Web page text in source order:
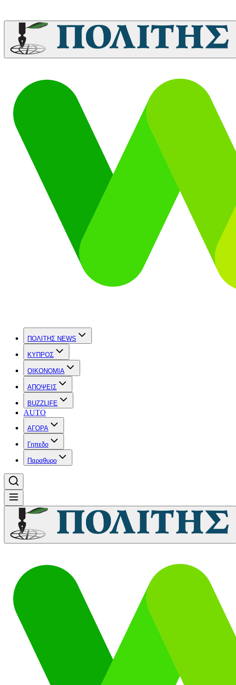
ΠΟΛΙΤΗΣ NEWS
ΚΥΠΡΟΣ
OIKONOMIA
ΑΠΟΨΕΙΣ
BUZZLIFE
AUTO
ΑΓΟΡΑ
Γηπεδο
Παραθυρο